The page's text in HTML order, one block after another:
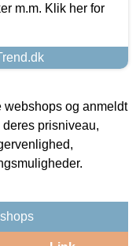
m.m. Klik her for
og anmeldt
prisniveau,